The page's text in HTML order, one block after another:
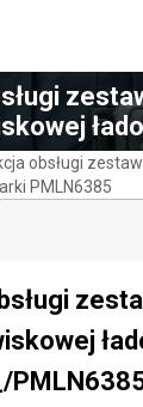
obsługi
PMLN6385